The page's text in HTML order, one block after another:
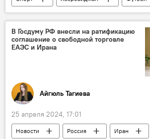
Шамахы
Европа организация
В Госдуму РФ внесли на ратификацию
соглашение о свободной торговле
ЕАЭС и Ирана
Айгюль Тагиева
25 апреля 2024, 17:01
Новости Россия
Иран